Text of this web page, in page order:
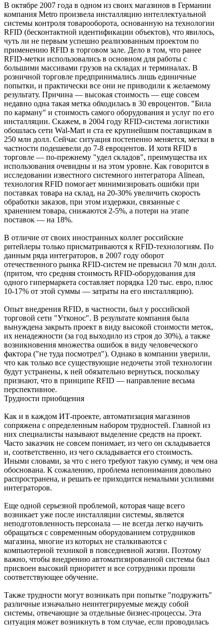
В октябре 2007 года в одном из своих магазинов в Германии
компания Metro произвела инсталляцию интеллектуальной
системы контроля товарооборота, основанную на технологии
RFID (бесконтактной идентификации объектов), что явилось,
чуть ли не первым успешно реализованным проектом по
применению RFID в торговом зале. Дело в том, что ранее
RFID-метки использовались в основном для работы с
большими массивами грузов на складах и терминалах. В
розничной торговле предпринимались лишь единичные
попытки, и практически все они не приводили к желаемому
результату. Причина — высокая стоимость — еще совсем
недавно одна такая метка обходилась в 30 евроцентов. "Била
по карману" и стоимость самого оборудования и услуг по его
инсталляции. Скажем, в 2004 году RFID-система логистики
обошлась сети Wal-Mart и ста ее крупнейшим поставщикам в
250 млн долл. Сейчас ситуация постепенно меняется, метки в
частности подешевели до 7-8 евроцентов. И хотя RFID в
торговле — по-прежнему "удел складов", преимущества их
использования очевидны и на этом уровне. Как говорится в
исследовании известного системного интегратора Alinean,
технология RFID помогает минимизировать ошибки при
поставках товара на склад, на 20-30% увеличить скорость
обработки заказов, при этом издержки, связанные с
хранением товара, снижаются 2-5%, а потери на этапе
поставок — на 18%.
В отличие от своих иностранных коллег российские
ритейлеры только присматриваются к RFID-технологиям. По
данным ряда интеграторов, в 2007 году оборот
отечественного рынка RFID-систем не превысил 70 млн долл.
(притом, что средняя стоимость RFID-оборудования для
одного гипермаркета составляет порядка 120 тыс. евро, плюс
10-17% от этой суммы — затраты на его инсталляцию).
Опыт внедрения RFID, в частности, был у российской
торговой сети "Утконос". В результате компания была
вынуждена закрыть проект в виду высокой стоимости меток,
их ненадежности (за год выходило из строя до 30%), а также
возникновения множества ошибок в виду человеческого
фактора ("не туда посмотрел"). Однако в компании уверили,
что как только все существующие недочеты этой технологии
будут устранены, к ней обязательно вернуться, поскольку
признают, что в принципе RFID — направление весьма
перспективное.
Трудности приобщения
Как и в каждом ИТ-проекте, автоматизация магазинов
сопряжена с определенным набором трудностей. Главной из
них специалисты называют выделение средств на проект.
Часто заказчик не совсем понимает, из чего он складывается
и, соответственно, из чего складывается его стоимость.
Иными словами, за что с него требуют такую сумму, и чем она
обоснована. К сожалению, проблема непонимания довольно
распространена, и решать ее приходится немалыми усилиями
интеграторов.
Еще одной серьезной проблемой, которая чаще всего
возникает уже после инсталляции системы, является
неподготовленность персонала — не всегда легко научить
обращаться с современным оборудованием сотрудников
магазина, многие из которых не сталкиваются с
компьютерной техникой в повседневной жизни. Поэтому
важно, чтобы внедрению автоматизированной системы был
присвоен высокий приоритет и все сотрудники прошли
соответствующее обучение.
Также трудности могут возникать при попытке "подружить"
различные изначально неинтегрируемые между собой
системы, отвечающие за отдельные бизнес-процессы. Эта
ситуация может возникнуть в том случае, если проводилась